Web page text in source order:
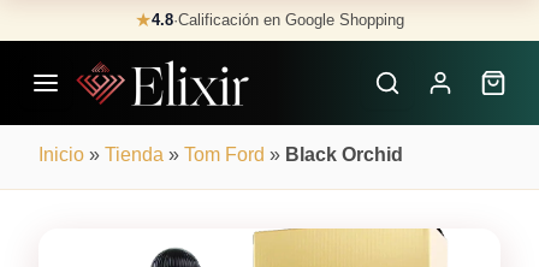
to
content
★4.8·Calificación en Google Shopping
Inicio » Tienda » Tom Ford » Black Orchid